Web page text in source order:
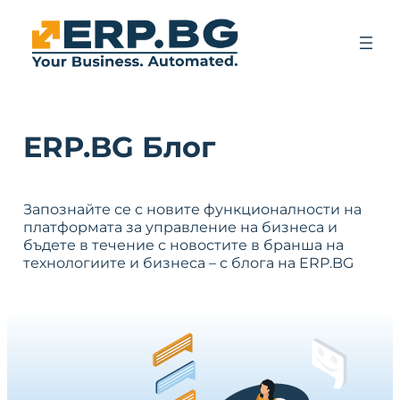
ERP.BG Блог
Запознайте се с новите функционалности на
платформата за управление на бизнеса и
бъдете в течение с новостите в бранша на
технологиите и бизнеса – с блога на ERP.BG